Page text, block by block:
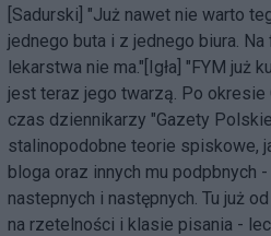
[Sadurski] "Już nawet nie warto
jednego buta i z jednego biura. Na
lekarstwa nie ma."[Igła] "FYM już
jest teraz jego twarzą. Po okresie
czas dziennikarzy "Gazety
stalinopodobne teorie spiskowe,
bloga oraz innych mu podpbnych
nastepnych i następnych. Tu już
na rzetelności i klasie pisania -